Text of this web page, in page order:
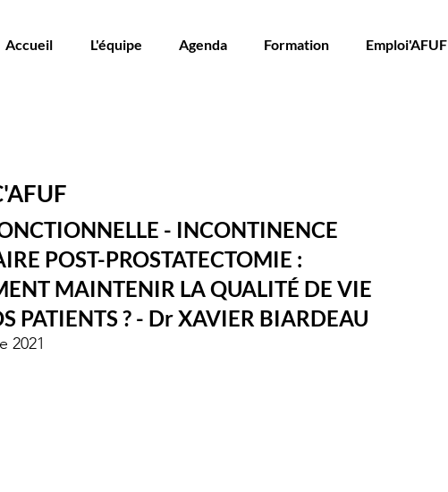
Accueil L'équipe Agenda Formation Emploi'AFUF
- INCONTINENCE
POST-PROSTATECTOMIE :
MAINTENIR LA QUALITÉ DE VIE
PATIENTS ? - Dr XAVIER BIARDEAU
2021